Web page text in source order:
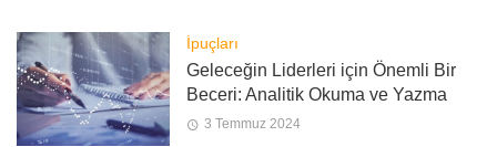
İpuçları
Geleceğin Liderleri için Önemli Bir
Beceri: Analitik Okuma ve Yazma
3 Temmuz 2024